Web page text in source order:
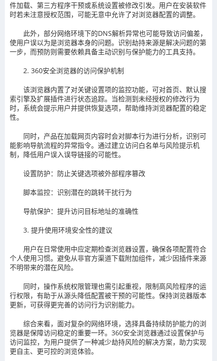
件加载、第三方程序干预或系统设置被修改引发。用户在安装软件
时若未注意授权范围，可能无意中允许了对浏览器配置的调整。
此外，部分网络环境下的DNS解析异常也可能导致访问偏差，
使用户误以为是浏览器本身的问题。识别劫持来源是解决问题的第
一步，而预防则需要依赖具备主动识别与保护能力的工具支持。
2. 360安全浏览器的访问保护机制
该浏览器内置了对关键设置项的监控功能，可对首页、默认搜
索引擎及扩展插件进行状态追踪。当检测到未经授权的修改行为
时，系统会提示用户并提供恢复选项，帮助维持浏览器配置的稳定
性。
同时，产品在加载网页内容时会对脚本行为进行分析，识别可
能影响导航流程的异常指令。通过建立访问白名单与风险提示机
制，降低用户误入误导链接的可能性。
设置防护：防止关键选项被外部程序篡改
脚本监控：识别潜在的跳转干扰行为
导航保护：提升访问目标地址的准确性
3. 提升使用环境安全性的建议
用户在日常使用中应定期检查浏览器设置，确保各项配置符合
个人使用习惯。避免从非官方渠道下载附加组件，减少因插件来源
不明带来的潜在风险。
同时，操作系统权限管理也需引起重视，限制高风险程序的运
行权限，有助于从源头降低配置被干预的可能性。保持浏览器版本
更新，可获得更完善的访问行为识别能力。
综合来看，面对复杂的网络环境，选择具备持续防护能力的浏
览器是保障访问稳定的重要一环。360安全浏览器通过设置保护与
访问监控，为用户提供了一种减少劫持风险的解决方案，助力实现
更自主、更可控的浏览体验。